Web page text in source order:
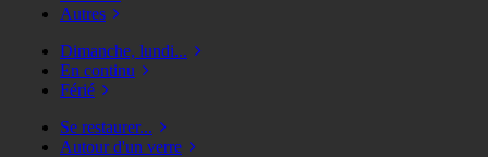
Autres
Dimanche, lundi...
En continu
Férié
Se restaurer...
Autour d'un verre